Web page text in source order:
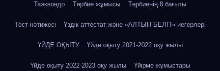
Таэквондо Тәрбие жұмысы Тәрбиенің 8 бағыты
Тест нәтижесі Үздік аттестат және «АЛТЫН БЕЛГІ» иегерлері
ҮЙДЕ ОҚЫТУ Үйде оқыту 2021-2022 оқу жылы
Үйде оқыту 2022-2023 оқу жылы Үйірме жұмыстары